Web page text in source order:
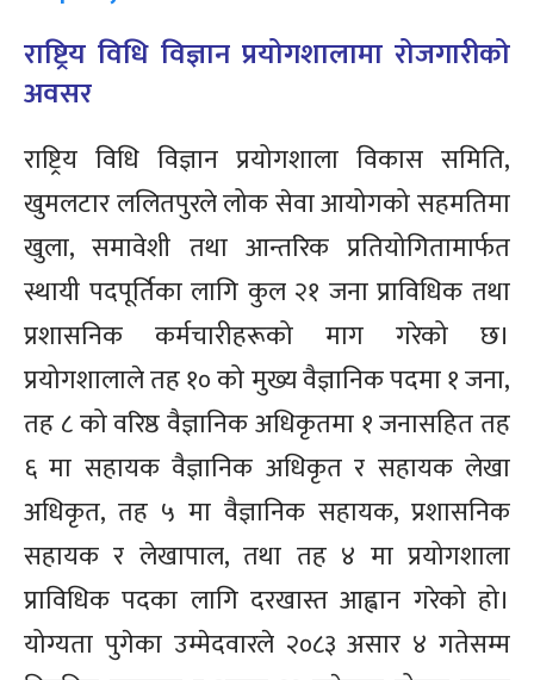
राष्ट्रिय विधि विज्ञान प्रयोगशालामा रोजगारीको
अवसर
राष्ट्रिय विधि विज्ञान प्रयोगशाला विकास समिति,
खुमलटार ललितपुरले लोक सेवा आयोगको सहमतिमा
खुला, समावेशी तथा आन्तरिक प्रतियोगितामार्फत
स्थायी पदपूर्तिका लागि कुल २१ जना प्राविधिक तथा
प्रशासनिक कर्मचारीहरूको माग गरेको छ।
प्रयोगशालाले तह १० को मुख्य वैज्ञानिक पदमा १ जना,
तह ८ को वरिष्ठ वैज्ञानिक अधिकृतमा १ जनासहित तह
६ मा सहायक वैज्ञानिक अधिकृत र सहायक लेखा
अधिकृत, तह ५ मा वैज्ञानिक सहायक, प्रशासनिक
सहायक र लेखापाल, तथा तह ४ मा प्रयोगशाला
प्राविधिक पदका लागि दरखास्त आह्वान गरेको हो।
योग्यता पुगेका उम्मेदवारले २०८३ असार ४ गतेसम्म